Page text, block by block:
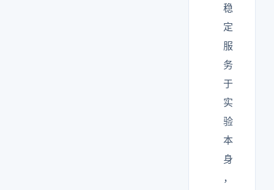
稳
定
服
务
于
实
验
本
身
，